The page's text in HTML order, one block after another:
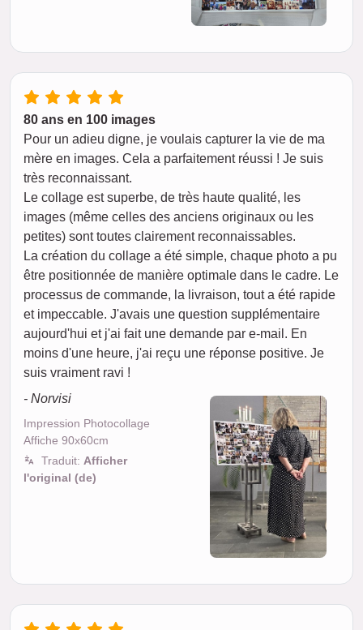
80 ans en 100 images
Pour un adieu digne, je voulais capturer la vie de ma
mère en images. Cela a parfaitement réussi ! Je suis
très reconnaissant.
Le collage est superbe, de très haute qualité, les
images (même celles des anciens originaux ou les
petites) sont toutes clairement reconnaissables.
La création du collage a été simple, chaque photo a pu
être positionnée de manière optimale dans le cadre. Le
processus de commande, la livraison, tout a été rapide
et impeccable. J'avais une question supplémentaire
aujourd'hui et j'ai fait une demande par e-mail. En
moins d'une heure, j'ai reçu une réponse positive. Je
suis vraiment ravi !
- Norvisi
Impression Photocollage
Affiche 90x60cm
Traduit: Afficher
l'original (de)